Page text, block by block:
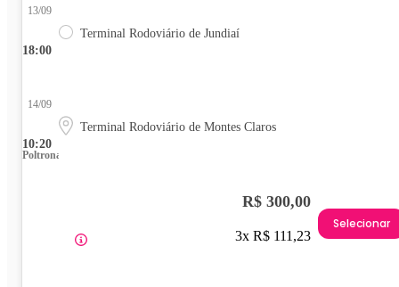
18:00
13/09
Terminal Rodoviário de Jundiaí
10:20
14/09
Terminal Rodoviário de Montes Claros
Poltrona
R$ 300,00
3x R$ 111,23
Selecionar